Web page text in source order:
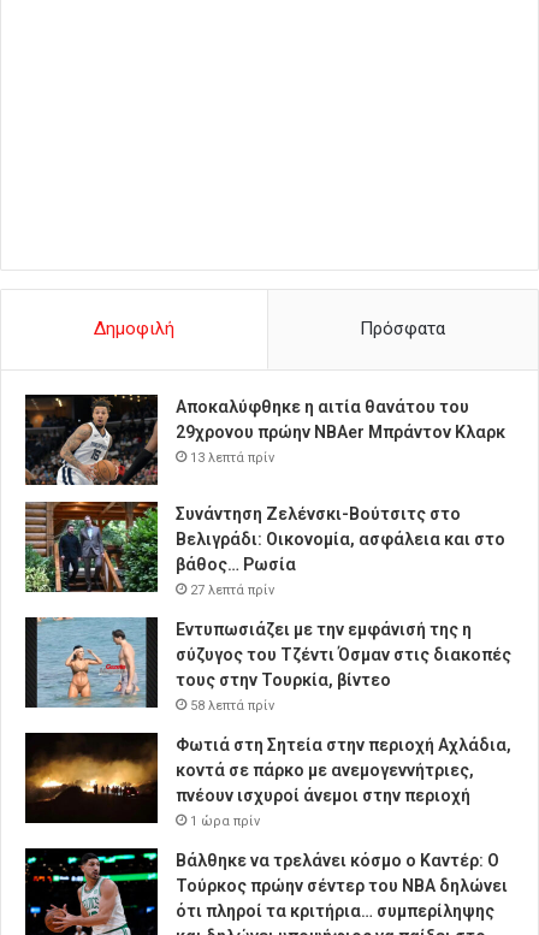
Δημοφιλή Πρόσφατα
Αποκαλύφθηκε η αιτία θανάτου του
29χρονου πρώην NBAer Μπράντον Κλαρκ
13 λεπτά πρίν
Συνάντηση Ζελένσκι-Βούτσιτς στο
Βελιγράδι: Οικονομία, ασφάλεια και στο
βάθος… Ρωσία
27 λεπτά πρίν
Εντυπωσιάζει με την εμφάνισή της η
σύζυγος του Τζέντι Όσμαν στις διακοπές
τους στην Τουρκία, βίντεο
58 λεπτά πρίν
Φωτιά στη Σητεία στην περιοχή Αχλάδια,
κοντά σε πάρκο με ανεμογεννήτριες,
πνέουν ισχυροί άνεμοι στην περιοχή
1 ώρα πρίν
Βάλθηκε να τρελάνει κόσμο ο Καντέρ: Ο
Τούρκος πρώην σέντερ του NBA δηλώνει
ότι πληροί τα κριτήρια… συμπερίληψης